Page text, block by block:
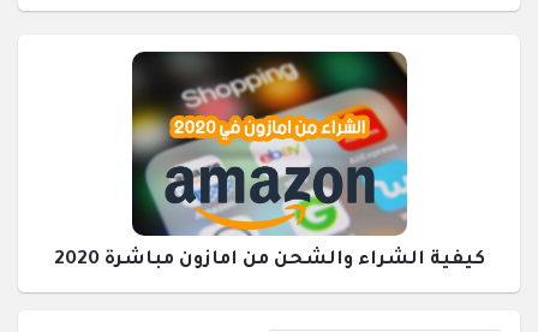
كيفية الشراء والشحن من امازون مباشرة 2020
القائمة